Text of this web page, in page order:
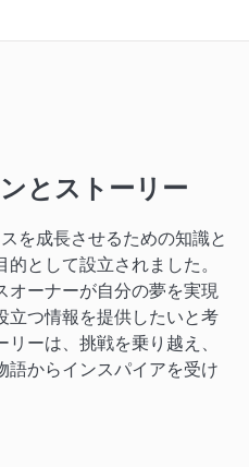
とストーリー
を成長させるための知識と
として設立されました。
オーナーが自分の夢を実現
立つ情報を提供したいと考
ーは、挑戦を乗り越え、
語からインスパイアを受け